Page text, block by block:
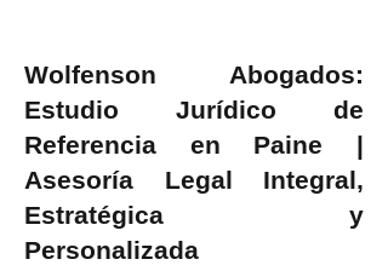
Wolfenson Abogados:
Estudio Jurídico de
Referencia en Paine |
Asesoría Legal Integral,
Estratégica y
Personalizada